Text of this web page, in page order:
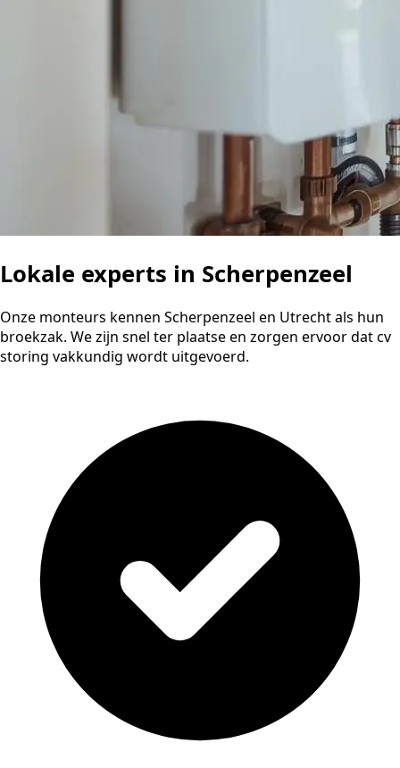
Lokale experts in Scherpenzeel
Onze monteurs kennen Scherpenzeel en Utrecht als hun
broekzak. We zijn snel ter plaatse en zorgen ervoor dat cv
storing vakkundig wordt uitgevoerd.